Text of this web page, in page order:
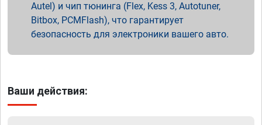
Autel) и чип тюнинга (Flex, Kess 3, Autotuner,
Bitbox, PCMFlash), что гарантирует
безопасность для электроники вашего авто.
Ваши действия: